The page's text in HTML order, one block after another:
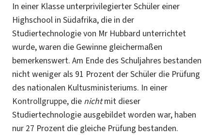
In einer Klasse unterprivilegierter Schüler einer
Highschool in Südafrika, die in der
Studiertechnologie von Mr Hubbard unterrichtet
wurde, waren die Gewinne gleichermaßen
bemerkenswert. Am Ende des Schuljahres bestanden
nicht weniger als 91 Prozent der Schüler die Prüfung
des nationalen Kultusministeriums. In einer
Kontrollgruppe, die nichtmit dieser
Studiertechnologie ausgebildet worden war, haben
nur 27 Prozent die gleiche Prüfung bestanden.